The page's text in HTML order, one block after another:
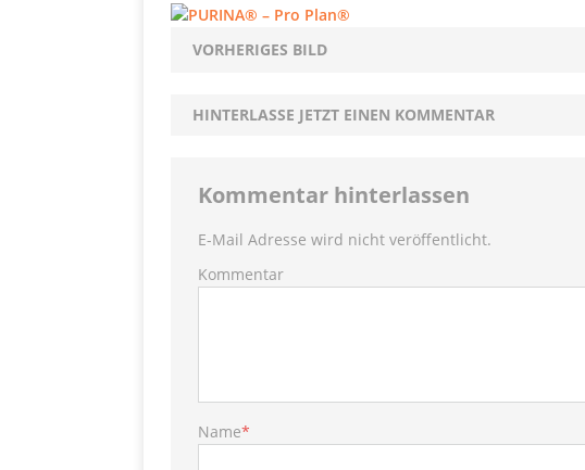
SHOPVORSTELLUNGEN
VERPOORTEN
VORHERIGES BILD
HINTERLASSE JETZT EINEN KOMMENTAR
Kommentar hinterlassen
E-Mail Adresse wird nicht veröffentlicht.
Kommentar
Name*